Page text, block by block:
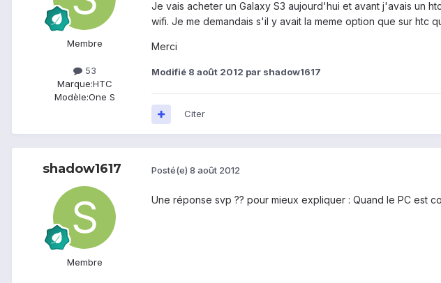
Membre
53
Marque:HTC
Modèle:One S
Je vais acheter un Galaxy S3 aujourd'hui et avant j'avais un
wifi. Je me demandais s'il y avait la meme option que sur htc
Merci
Modifié 8 août 2012 par shadow1617
Citer
shadow1617
Membre
Posté(e) 8 août 2012
Une réponse svp ?? pour mieux expliquer : Quand le PC est